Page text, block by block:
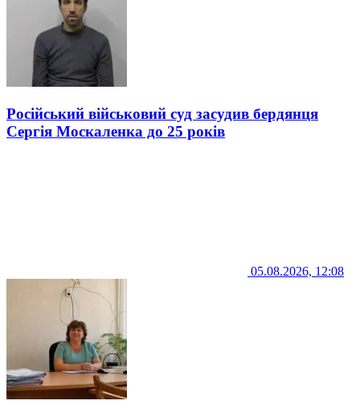
Російський військовий суд засудив бердянця
Сергія Москаленка до 25 років
05.08.2026, 12:08